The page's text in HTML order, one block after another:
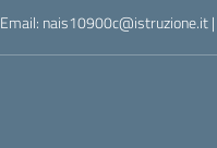
Email: nais10900c@istruzione.it